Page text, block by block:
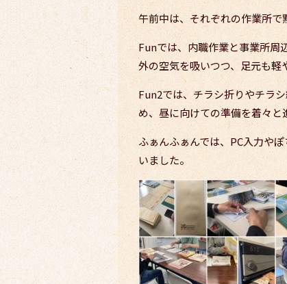
午前中は、それぞれの作業所で
Funでは、内職作業と事業所周
外の空気を吸いつつ、足元も軽
Fun2では、チラシ折りやチラ
め、昼に向けての準備を着々と
ふぁんふぁんでは、PC入力や
いました。